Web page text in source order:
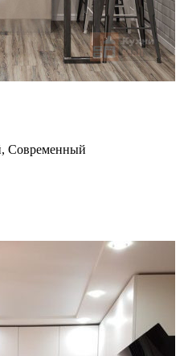
Современный